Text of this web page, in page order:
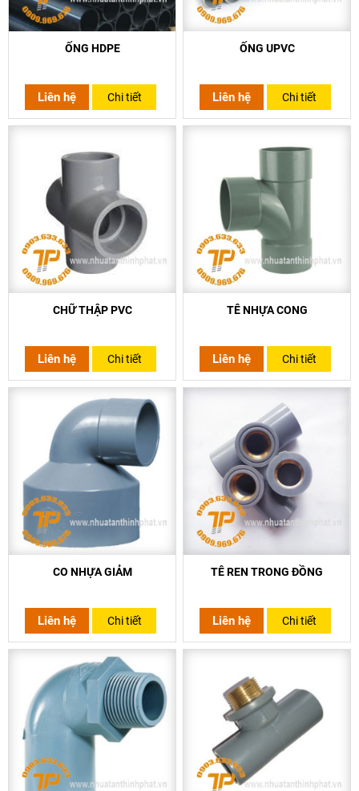
ỐNG HDPE
Liên hệ Chi tiết
ỐNG UPVC
Liên hệ Chi tiết
CHỮ THẬP PVC
Liên hệ Chi tiết
TÊ NHỰA CONG
Liên hệ Chi tiết
CO NHỰA GIẢM
Liên hệ Chi tiết
TÊ REN TRONG ĐỒNG
Liên hệ Chi tiết